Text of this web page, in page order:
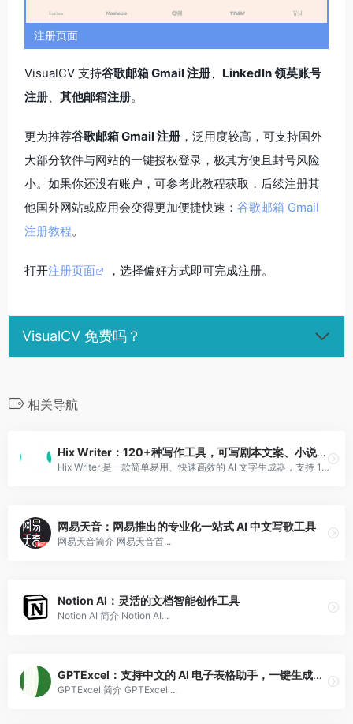
注册页面
VisualCV 支持谷歌邮箱 Gmail 注册、 Linkedln 领英账号
注册、 其他邮箱注册。
更为推荐谷歌邮箱 Gmail 注册 ，泛用度较高，可支持国外
大部分软件与网站的一键授权登录，极其方便且封号风险
小。如果你还没有账户，可参考此教程获取，后续注册其
他国外网站或应用会变得更加便捷快速： 谷歌邮箱 Gmail
注册教程。
打开注册页面 ，选择偏好方式即可完成注册。
VisualCV 免费吗？
相关导航
Hix Writer：120+种写作工具，可写剧本文案、小说故事、教案简历
Hix Writer 是一款简单易用、快速高效的 AI 文字生成器，支持 120+写作模板，50+种语言。
网易天音：网易推出的专业化一站式 AI 中文写歌工具
网易天音简介 网易天音首...
Notion AI：灵活的文档智能创作工具
Notion AI 简介 Notion AI...
GPTExcel：支持中文的 AI 电子表格助手，一键生成公式、表格
GPTExcel 简介 GPTExcel ...